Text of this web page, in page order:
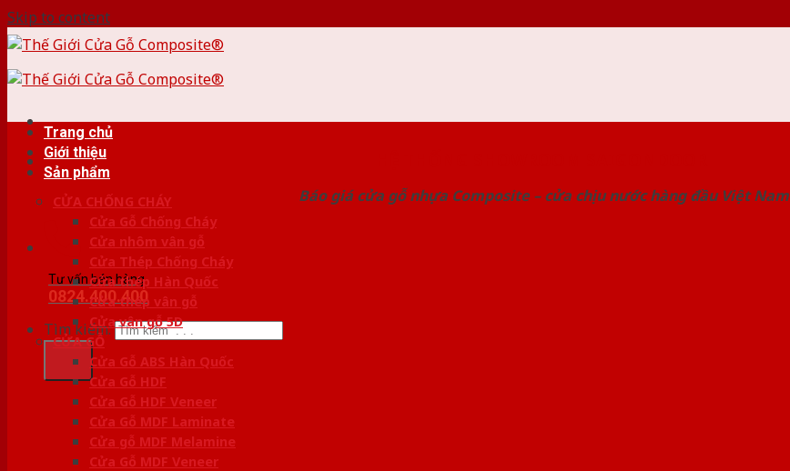
Skip to content
Báo giá cửa gỗ nhựa Composite – cửa chịu nước hàng đầu Việt Nam
Tư vấn bán hàng
0824.400.400
Tìm kiếm:
Trang chủ
Giới thiệu
Sản phẩm
CỬA CHỐNG CHÁY
Cửa Gỗ Chống Cháy
Cửa nhôm vân gỗ
Cửa Thép Chống Cháy
Cửa thép Hàn Quốc
Cửa thép vân gỗ
Cửa vân gỗ 5D
CỬA GỖ
Cửa Gỗ ABS Hàn Quốc
Cửa Gỗ HDF
Cửa Gỗ HDF Veneer
Cửa Gỗ MDF Laminate
Cửa gỗ MDF Melamine
Cửa Gỗ MDF Veneer